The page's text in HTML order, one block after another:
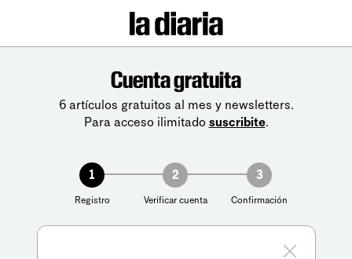
Cuenta gratuita
6 artículos gratuitos al mes y newsletters.
Para acceso ilimitado suscribite.
1
Registro
2
Verificar cuenta
3
Confirmación